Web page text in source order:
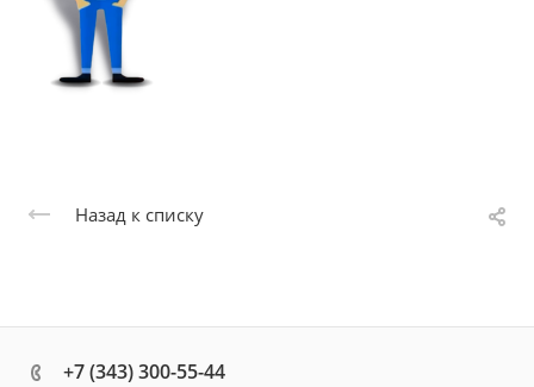
Назад к списку
+7 (343) 300-55-44